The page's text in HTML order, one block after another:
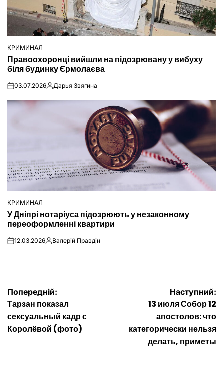
ОПУБЛІКУВАТИ
КРИМИНАЛ
Правоохоронці вийшли на підозрювану у вибуху
біля будинку Єрмолаєва
on03.07.2026Опубліковано
Дарья Звягина
ОПУБЛІКУВАТИ
У
КРИМИНАЛ
У Дніпрі нотаріуса підозрюють у незаконному
переоформленні квартири
on12.03.2026Опубліковано
Валерій Правдін
Навігація
записів
Попередній:
Тарзан показал
сексуальный кадр с
Королёвой (фото)
Наступний:
13 июля Собор 12
апостолов: что
категорически нельзя
делать, приметы